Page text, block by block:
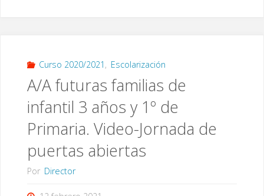
Curso 2020/2021 , Escolarización
A/A futuras familias de
infantil 3 años y 1º de
Primaria. Video-Jornada de
puertas abiertas
Por Director